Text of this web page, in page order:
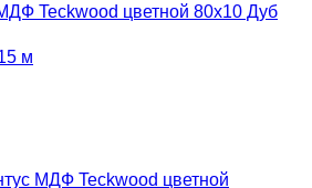
Teckwood цветной 80х10 Дуб